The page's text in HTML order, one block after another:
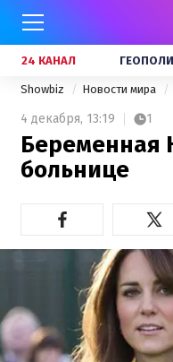
24 КАНАЛ
Showbiz Новости мира
4 декабря, 13:19 1
Беременная
больнице